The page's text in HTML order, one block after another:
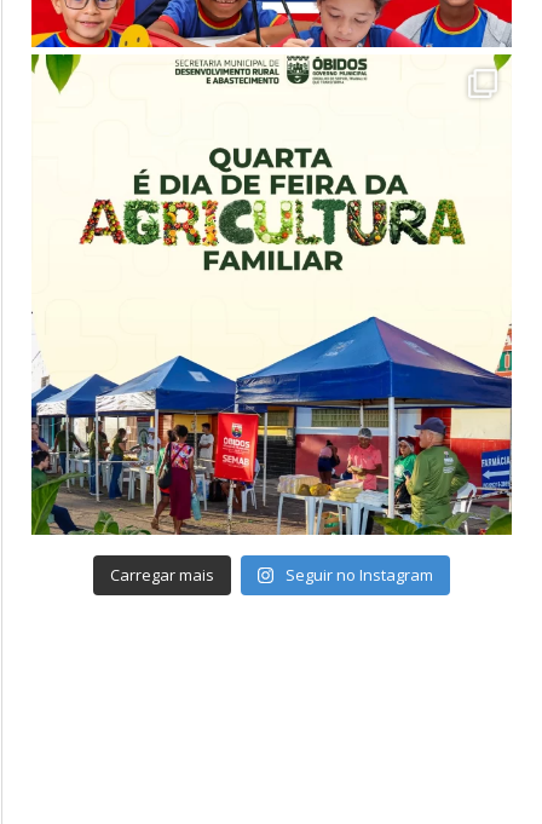
Carregar mais Seguir no Instagram